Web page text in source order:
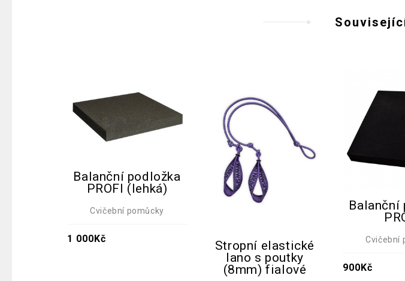
Balanční podložka
PROFI (lehká)
Cvičební pomůcky
1 000 Kč
Stropní elastické
lano s poutky
(8mm) fialové
Balanční
Cvičební
900 Kč